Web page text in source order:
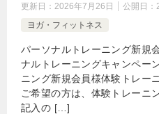
更新日： 2026年7月26日 公開日：
ヨガ・フィットネス
パーソナルトレーニング新規
ナルトレーニングキャンペー
ニング新規会員様体験トレー
ご希望の方は、体験トレーニ
記入の […]